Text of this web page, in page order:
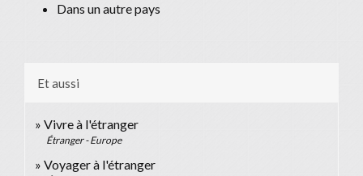
Dans un autre pays
Et aussi
Vivre à l'étranger
Étranger - Europe
Voyager à l'étranger